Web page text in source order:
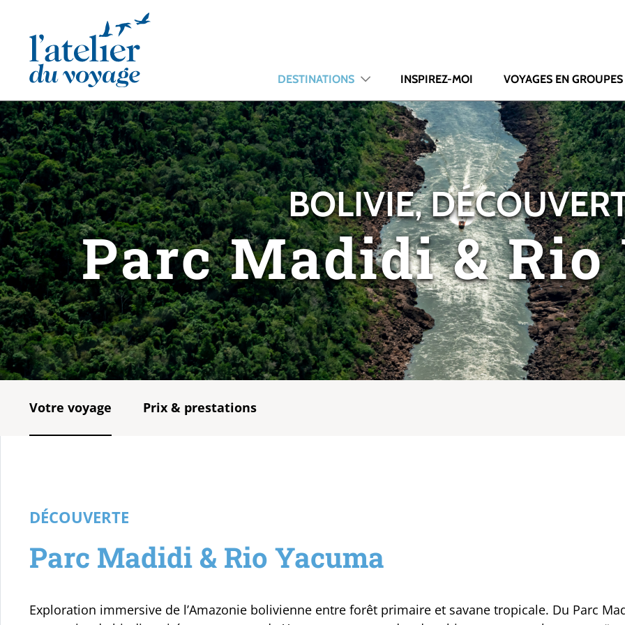
DESTINATIONS INSPIREZ-MOI VOYAGES EN GROUPES
BOLIVIE,
Parc Madidi & Rio
Votre voyage Prix & prestations
DÉCOUVERTE
Parc Madidi & Rio Yacuma
Exploration immersive de l’Amazonie bolivienne entre forêt primaire et savane tropicale. Du Parc
Panneau de gestion des cookies